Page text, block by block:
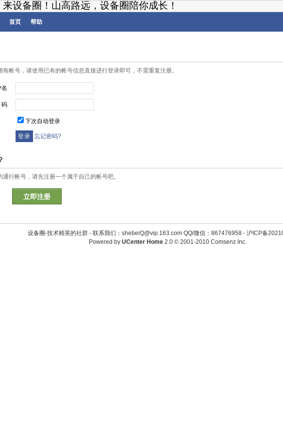
设备圈！山高路远，设备圈陪你成长！
首页 帮助
有帐号，请使用已有的帐号信息直接进行登录即可，不需重复注册。
下次自动登录
忘记密码?
行帐号，请先注册一个属于自己的帐号吧。
立即注册
设备圈-技术精英的社群 - 联系我们：shebeiQ@vip.163.com QQ/微信：867476958- 沪ICP备
Powered by UCenter Home 2.0© 2001-2010 Comsenz Inc.